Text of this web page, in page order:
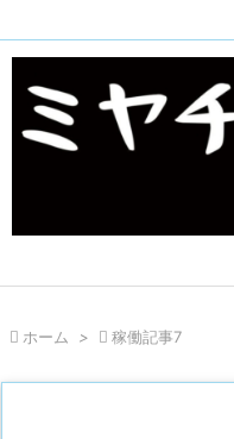
 ホーム >  稼働記事7